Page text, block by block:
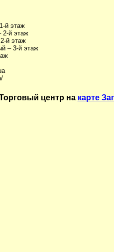
й этаж
2-й этаж
й этаж
– 3-й этаж
центр на карте